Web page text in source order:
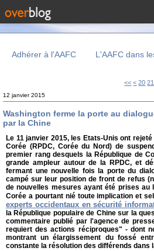
Adhérer à l'AAFC L'AAFC dans
<< < 10
20 21
12 janvier 2015
Washington ferme la porte au
par la Chine
Le 11 janvier 2015, les Etats-Unis ont
Corée (RPDC, Corée du Nord) de
premier rang desquels la République de
grande ampleur autour de la RPDC, et
fermant une nouvelle fois la porte du
campé sur leur position de front de refus
de nouvelles mesures ayant été prises au
Corée a pourtant nié toute implication et
experts occidentaux en sécurité
la République populaire de Chine sur la
commentaire publié par l'agence de
requiert des actions réciproques" - dont
montrant un élargissement du fossé
constante la résolution des différends dans